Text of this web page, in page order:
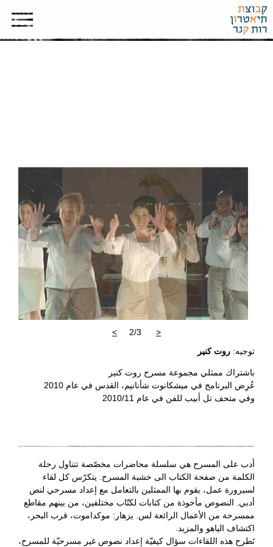
<
2/3
>
توجيه: روت كنير
باشتراك ممثلي مجموعة مسرح روت كنير
عُرِض البرنامج في ميشكانوت شأنانيم، القدس في عام 2010
وفي متحف تل أبيب للفن في عام 2010/11
أدب على المسرح هي سلسلة محاضرات مخصّصة تتناول رحلة
الكلمة من صفحة الكتاب الى خشبة المسرح. يتكرّس كل لقاء
لسيرورة عمل، يقوم بها الممثلين بالتعامل مع إعداد مسرحي لنص
أدبي. النصوص مأخوذة من كتابات لكتّاب مختلفين، من بينهم مقاطع
ممسرحة من الأعمال الرائعة لس. يزهار: موكداموت، قرب البحر،
اكتشاف الياهو والمزيد.
تَطرح هذه اللقاءات سؤال كيفيّة إعداد نصوص غير مسرحيّة للمسرح،